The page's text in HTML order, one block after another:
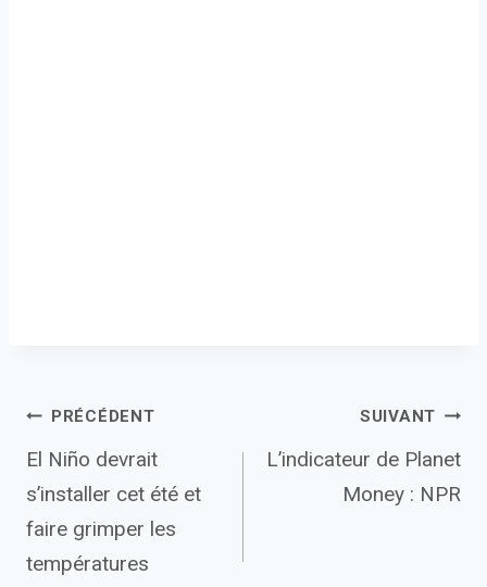
Navigation
de
l’article
PRÉCÉDENT
El Niño devrait
s’installer cet été et
faire grimper les
températures
SUIVANT
L’indicateur de Planet
Money : NPR